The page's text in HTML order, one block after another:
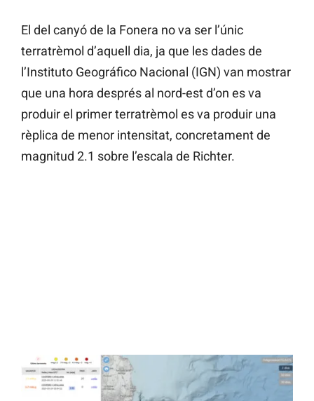
El del canyó de la Fonera no va ser l’únic
terratrèmol d’aquell dia, ja que les dades de
l’Instituto Geográfico Nacional (IGN) van mostrar
que una hora després al nord-est d’on es va
produir el primer terratrèmol es va produir una
rèplica de menor intensitat, concretament de
magnitud 2.1 sobre l’escala de Richter.